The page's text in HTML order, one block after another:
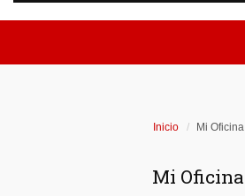
Inicio Mi Oficina
Mi Oficina